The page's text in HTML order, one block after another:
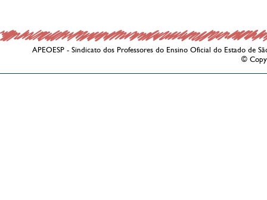
APEOESP - Sindicato dos Professores do Ensino Oficial do Estado de
©